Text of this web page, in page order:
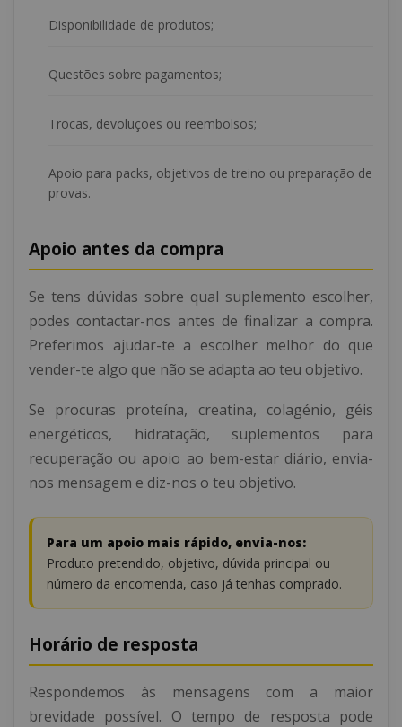
Disponibilidade de produtos;
Questões sobre pagamentos;
Trocas, devoluções ou reembolsos;
Apoio para packs, objetivos de treino ou preparação de
provas.
Apoio antes da compra
Se tens dúvidas sobre qual suplemento escolher,
podes contactar-nos antes de finalizar a compra.
Preferimos ajudar-te a escolher melhor do que
vender-te algo que não se adapta ao teu objetivo.
Se procuras proteína, creatina, colagénio, géis
energéticos, hidratação, suplementos para
recuperação ou apoio ao bem-estar diário, envia-
nos mensagem e diz-nos o teu objetivo.
Para um apoio mais rápido, envia-nos:
Produto pretendido, objetivo, dúvida principal ou
número da encomenda, caso já tenhas comprado.
Horário de resposta
Respondemos às mensagens com a maior
brevidade possível. O tempo de resposta pode